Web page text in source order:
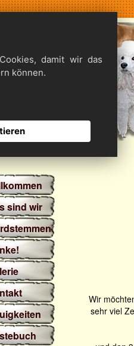
sind wir
Wir
sehr viel
damit wir das
können.